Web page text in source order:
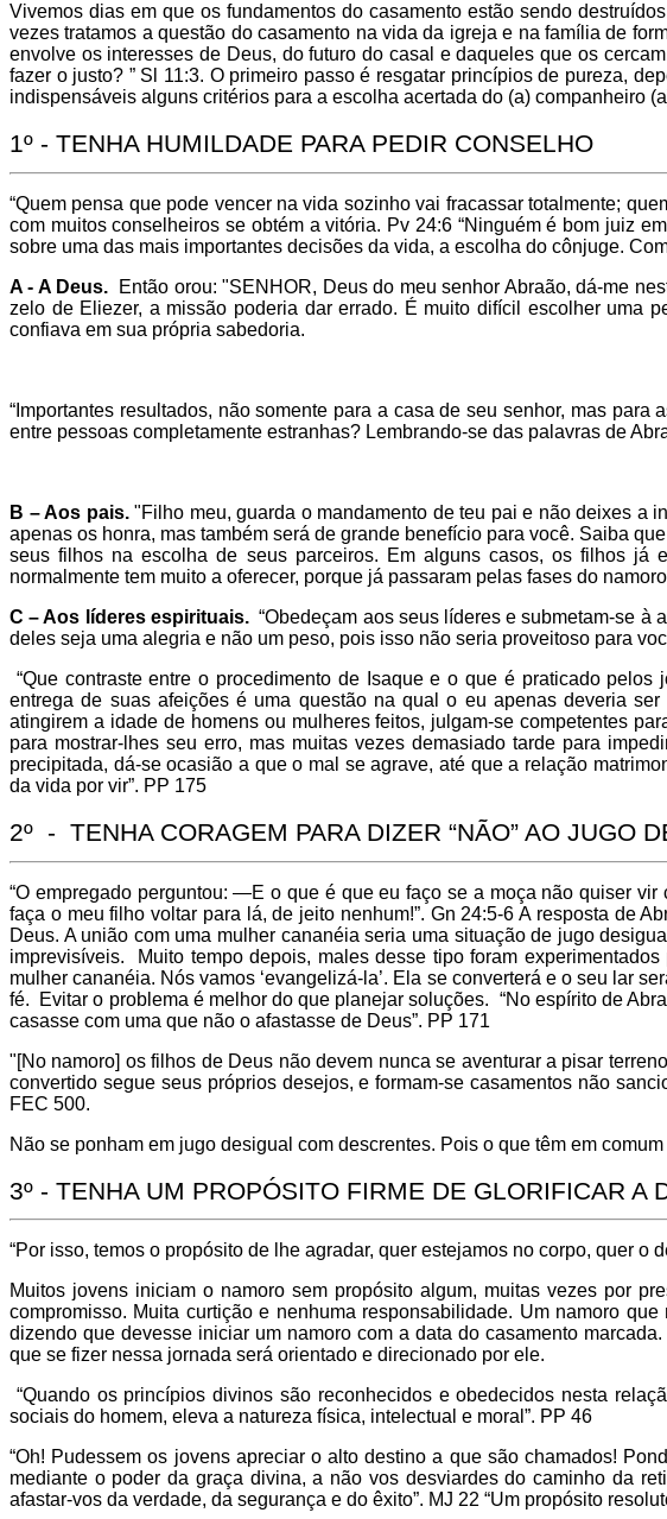
Vivemos dias em que os fundamentos do casamento estão sendo
vezes tratamos a questão do casamento na vida da igreja e na família de
envolve os interesses de Deus, do futuro do casal e daqueles que os
fazer o justo? ” Sl 11:3. O primeiro passo é resgatar princípios de pureza,
indispensáveis alguns critérios para a escolha acertada do (a) companheiro
1º - TENHA HUMILDADE PARA PEDIR CONSELHO
“Quem pensa que pode vencer na vida sozinho vai fracassar totalmente;
com muitos conselheiros se obtém a vitória. Pv 24:6 “Ninguém é bom juiz
sobre uma das mais importantes decisões da vida, a escolha do cônjuge.
A - A Deus. Então orou: "SENHOR, Deus do meu senhor Abraão, dá-me
zelo de Eliezer, a missão poderia dar errado. É muito difícil escolher
confiava em sua própria sabedoria.
“Importantes resultados, não somente para a casa de seu senhor, mas
entre pessoas completamente estranhas? Lembrando-se das palavras de
B – Aos pais."Filho meu, guarda o mandamento de teu pai e não deixes a
apenas os honra, mas também será de grande benefício para você. Saiba
seus filhos na escolha de seus parceiros. Em alguns casos, os filhos já
normalmente tem muito a oferecer, porque já passaram pelas fases do
C – Aos líderes espirituais.“Obedeçam aos seus líderes e submetam-se à
deles seja uma alegria e não um peso, pois isso não seria proveitoso para
“Que contraste entre o procedimento de Isaque e o que é praticado
entrega de suas afeições é uma questão na qual o eu apenas deveria
atingirem a idade de homens ou mulheres feitos, julgam-se competentes
para mostrar-lhes seu erro, mas muitas vezes demasiado tarde para
precipitada, dá-se ocasião a que o mal se agrave, até que a relação
da vida por vir”. PP 175
2º - TENHA CORAGEM PARA DIZER “NÃO” AO JUGO
“O empregado perguntou: —E o que é que eu faço se a moça não quiser
faça o meu filho voltar para lá, de jeito nenhum!”. Gn 24:5-6 A resposta de
Deus. A união com uma mulher cananéia seria uma situação de jugo
imprevisíveis. Muito tempo depois, males desse tipo foram
mulher cananéia. Nós vamos ‘evangelizá-la’. Ela se converterá e o seu lar
fé. Evitar o problema é melhor do que planejar soluções. “No espírito de
casasse com uma que não o afastasse de Deus”. PP 171
"[No namoro] os filhos de Deus não devem nunca se aventurar a pisar
convertido segue seus próprios desejos, e formam-se casamentos não
FEC 500.
Não se ponham em jugo desigual com descrentes. Pois o que têm em
3º - TENHA UM PROPÓSITO FIRME DE GLORIFICAR A
“Por isso, temos o propósito de lhe agradar, quer estejamos no corpo, quer o
Muitos jovens iniciam o namoro sem propósito algum, muitas vezes por
compromisso. Muita curtição e nenhuma responsabilidade. Um namoro
dizendo que devesse iniciar um namoro com a data do casamento
que se fizer nessa jornada será orientado e direcionado por ele.
“Quando os princípios divinos são reconhecidos e obedecidos nesta
sociais do homem, eleva a natureza física, intelectual e moral”. PP 46
“Oh! Pudessem os jovens apreciar o alto destino a que são chamados!
mediante o poder da graça divina, a não vos desviardes do caminho da
afastar-vos da verdade, da segurança e do êxito”. MJ 22 “Um propósito